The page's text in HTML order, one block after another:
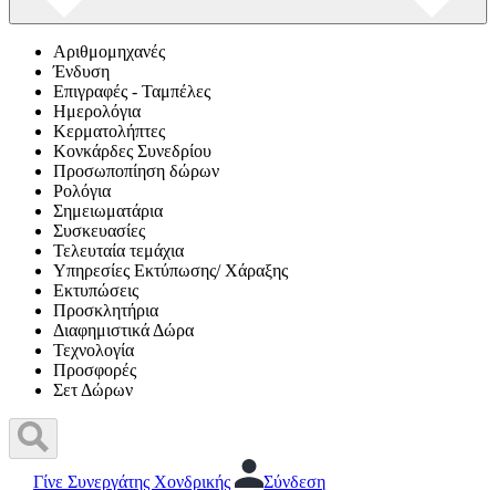
Αριθμομηχανές
Ένδυση
Επιγραφές - Ταμπέλες
Ημερολόγια
Κερματολήπτες
Κονκάρδες Συνεδρίου
Προσωποπίηση δώρων
Ρολόγια
Σημειωματάρια
Συσκευασίες
Τελευταία τεμάχια
Υπηρεσίες Εκτύπωσης/ Χάραξης
Εκτυπώσεις
Προσκλητήρια
Διαφημιστικά Δώρα
Τεχνολογία
Προσφορές
Σετ Δώρων
Γίνε Συνεργάτης Χονδρικής Σύνδεση